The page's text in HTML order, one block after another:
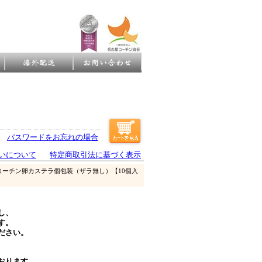
パスワードをお忘れの場合
について 特定商取引法に基づく表示
チン卵カステラ個包装（ザラ無し）【10個入
い。